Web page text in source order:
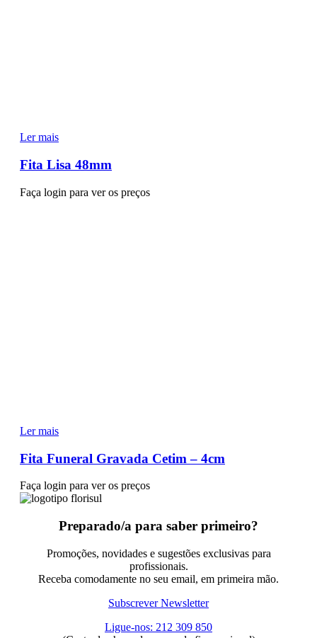
Ler mais
Fita Lisa 48mm
Faça login para ver os preços
Ler mais
Fita Funeral Gravada Cetim – 4cm
Faça login para ver os preços
Preparado/a para saber primeiro?
Promoções, novidades e sugestões exclusivas para
profissionais.
Receba comodamente no seu email, em primeira mão.
Subscrever Newsletter
Ligue-nos: 212 309 850